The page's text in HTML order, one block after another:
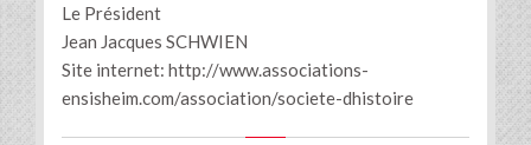
Le Président
Jean Jacques SCHWIEN
Site internet: http://www.associations-
ensisheim.com/association/societe-dhistoire